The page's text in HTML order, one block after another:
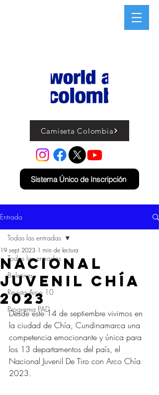
Camiseta Colombia
Sistema Único de Inscripción
Entrada
Todas las entradas
Boletines
Revista Arco 10
Programa PAD
Todas las entradas
Nacional
Juvenil Chía
2023
19 sept 2023 1 min de lectura
Desde este 14 de septiembre vivimos en
la ciudad de Chía, Cundinamarca una
competencia emocionante y única para
los 13 departamentos del país, el
Nacional Juvenil De Tiro con Arco Chía
2023.